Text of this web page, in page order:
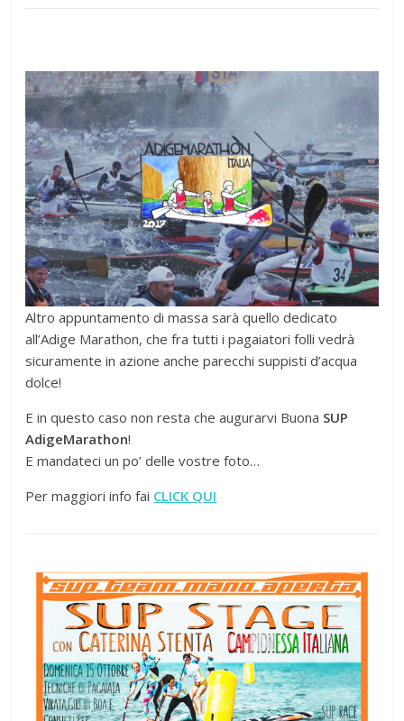
Altro appuntamento di massa sarà quello dedicato
all’Adige Marathon, che fra tutti i pagaiatori folli vedrà
sicuramente in azione anche parecchi suppisti d’acqua
dolce!
E in questo caso non resta che augurarvi Buona SUP
AdigeMarathon!
E mandateci un po’ delle vostre foto…
Per maggiori info fai CLICK QUI